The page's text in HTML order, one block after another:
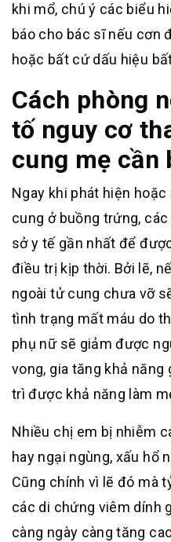
khi mổ, chú ý các biểu
báo cho bác sĩ nếu cơn
hoặc bất cứ dấu hiệu
Cách phòng
tố nguy cơ
cung mẹ cần
Ngay khi phát hiện
cung ở buồng trứng,
sở y tế gần nhất để
điều trị kịp thời. Bởi lẽ,
ngoài tử cung chưa vỡ
tình trạng mất máu do
phụ nữ sẽ giảm được
vong, gia tăng khả
trì được khả năng làm
Nhiều chị em bị nhiễm
hay ngại ngùng, xấu hổ
Cũng chính vì lẽ đó mà
các di chứng viêm dính
càng ngày càng tăng